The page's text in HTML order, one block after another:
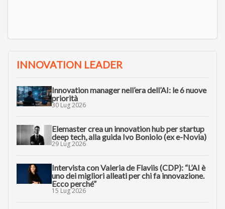
INNOVATION LEADER
Innovation manager nell’era dell’AI: le 6 nuove
priorità
30 Lug 2026
Elemaster crea un innovation hub per startup
deep tech, alla guida Ivo Boniolo (ex e-Novia)
29 Lug 2026
Intervista con Valeria de Flaviis (CDP): “L’AI è
uno dei migliori alleati per chi fa innovazione.
Ecco perché”
15 Lug 2026